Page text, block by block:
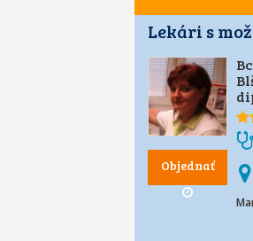
Lekári s
Objednať